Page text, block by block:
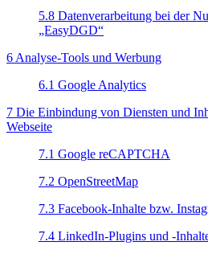
5.8 Datenverarbeitung bei der
„EasyDGD“
6 Analyse-Tools und Werbung
6.1 Google Analytics
7 Die Einbindung von Diensten und
Webseite
7.1 Google reCAPTCHA
7.2 OpenStreetMap
7.3 Facebook-Inhalte bzw.
7.4 LinkedIn-Plugins und -